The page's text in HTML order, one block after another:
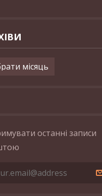
останні записи